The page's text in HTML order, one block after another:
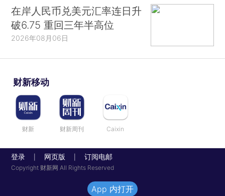
在岸人民币兑美元汇率连日升
破6.75 重回三年半高位
2026年08月06日
财新移动
财新 财新周刊 Caixin
登录 网页版 订阅电邮
Copyright 财新网 All Rights Reserved
App 内打开